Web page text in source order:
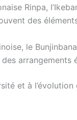
Rinpa,
des
le
et à